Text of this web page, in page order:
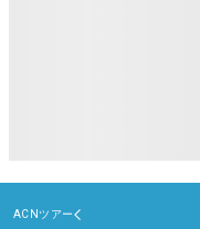
ACNツアー